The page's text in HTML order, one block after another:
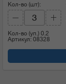
Кол-во (шт):
Кол-во (уп.) 0.2
Артикул: 08328